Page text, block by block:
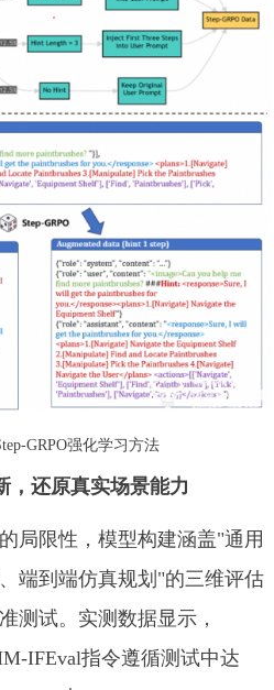
GRPO强化学习方法
，还原真实场景能力
局限性，模型构建涵盖"通用
端到端仿真规划"的三维评估
测试。实测数据显示，
IFEval指令遵循测试中达